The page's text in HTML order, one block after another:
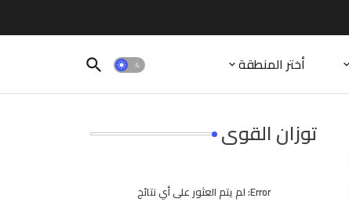
أختر المنطقة
توزان القوى
Error: لم يتم العثور على أي نتائج